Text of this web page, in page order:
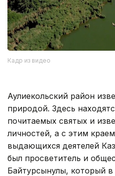
Кадр из видео
Аулиекольский район
природой. Здесь
почитаемых святых и
личностей, а с этим
выдающихся деятелей
был просветитель и
Байтурсынулы, который